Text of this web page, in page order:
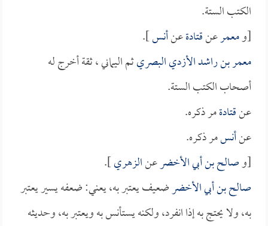
الكتب الستة.
[ومعمرعنقتادةعنأنس].
معمر بن راشد الأزدي البصريثم اليماني ، ثقة أخرج له
أصحاب الكتب الستة.
عنقتادةمر ذكره.
عنأنسمر ذكره.
[وصالح بن أبي الأخضرعنالزهري].
صالح بن أبي الأخضرضعيف يعتبر به، يعني: ضعفه يسير يعتبر
به، ولا يحتج به إذا انفرد، ولكنه يستأنس به ويعتبر به، وحديثه